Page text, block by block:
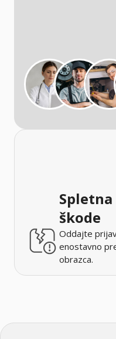
škode
Oddajte
enostavno
obrazca.